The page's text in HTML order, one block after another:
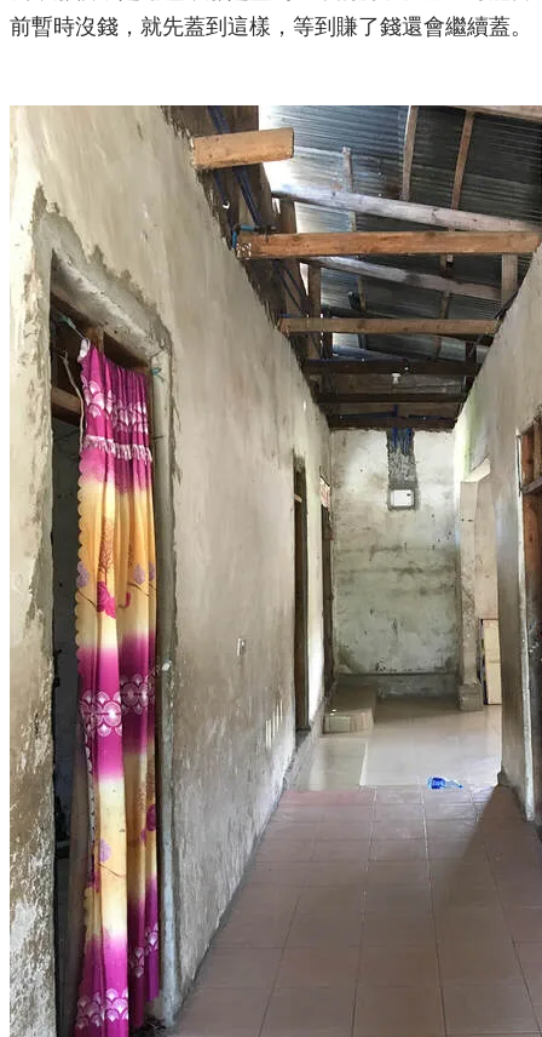
前暫時沒錢，就先蓋到這樣，等到賺了錢還會繼續蓋。